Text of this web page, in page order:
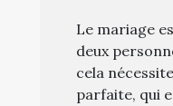
Le mariage
deux
cela
parfaite, qui